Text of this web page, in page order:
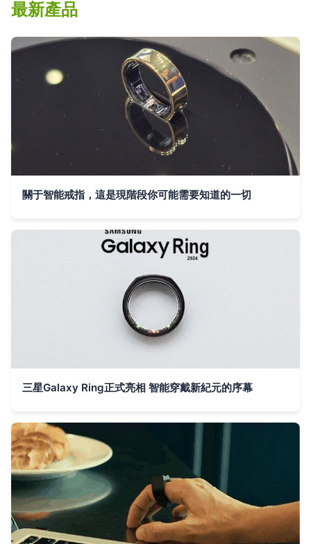
最新產品
關于智能戒指，這是現階段你可能需要知道的一切
三星Galaxy Ring正式亮相 智能穿戴新紀元的序幕